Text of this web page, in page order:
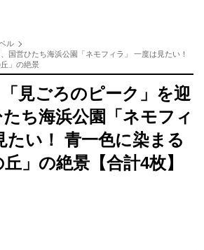
ル
国営ひたち海浜公園「ネモフィラ」 一度は見たい！
」の絶景
見ごろのピーク」を迎
ち海浜公園「ネモフィ
たい！ 青一色に染まる
」の絶景【合計4枚】